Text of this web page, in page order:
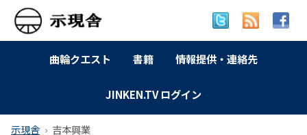
曲輪クエスト 書籍 情報提供・連絡先
JINKEN.TV ログイン
示現舎 吉本興業